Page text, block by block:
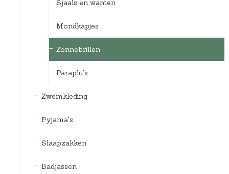
Sjaals en wanten
Mondkapjes
Zonnebrillen
Paraplu's
Zwemkleding
Pyjama's
Slaapzakken
Badjassen